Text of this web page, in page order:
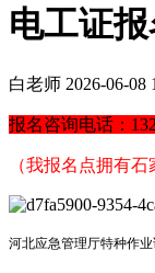
电工证
白老师 2026-06-08
报名咨询电话：
（我报名点拥有
河北应急管理厅特种作